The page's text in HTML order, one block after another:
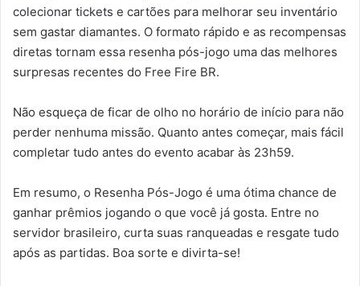
colecionar tickets e cartões para melhorar seu inventário
sem gastar diamantes. O formato rápido e as recompensas
diretas tornam essa resenha pós-jogo uma das melhores
surpresas recentes do Free Fire BR.
Não esqueça de ficar de olho no horário de início para não
perder nenhuma missão. Quanto antes começar, mais fácil
completar tudo antes do evento acabar às 23h59.
Em resumo, o Resenha Pós-Jogo é uma ótima chance de
ganhar prêmios jogando o que você já gosta. Entre no
servidor brasileiro, curta suas ranqueadas e resgate tudo
após as partidas. Boa sorte e divirta-se!